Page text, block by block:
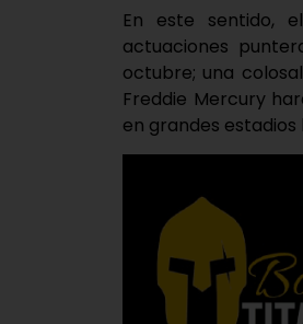
En este sentido,
actuaciones
octubre; una
Freddie Mercury
en grandes